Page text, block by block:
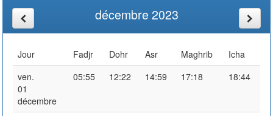
décembre 2023
Jour Fadjr Dohr Asr Maghrib
Icha
ven.
01
décembre
05:55 12:22 14:59 17:18 18:44